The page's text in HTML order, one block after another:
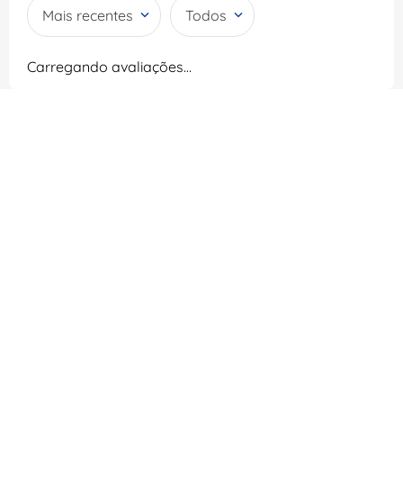
Mais recentes Todos
Carregando avaliações…